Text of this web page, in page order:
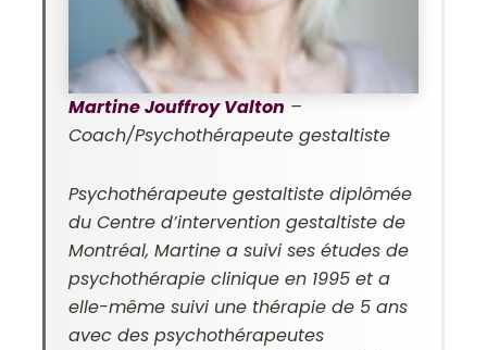
Martine Jouffroy Valton –
Coach/Psychothérapeute gestaltiste
Psychothérapeute gestaltiste diplômée
du Centre d’intervention gestaltiste de
Montréal, Martine a suivi ses études de
psychothérapie clinique en 1995 et a
elle-même suivi une thérapie de 5 ans
avec des psychothérapeutes